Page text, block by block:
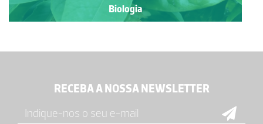
Biologia
RECEBA A NOSSA NEWSLETTER